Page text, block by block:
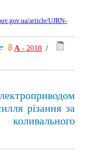
article/UJRN-
А - 2018 /
різання за